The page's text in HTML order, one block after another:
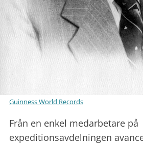
Guinness World Records
Från en enkel medarbetare på
expeditionsavdelningen